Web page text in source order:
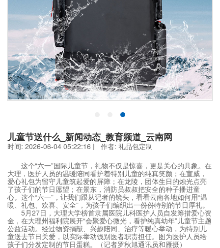
儿童节送什么_新闻动态_教育频道_云南网
时间: 2026-06-04 05:22:16 | 作者: 礼品包定制
这个“六一”国际儿童节，礼物不仅是惊喜，更是关心的具象。在
大理，医护人员的温暖陪同看护着特别儿童的纯真笑颜；在宣威，
爱心礼包为留守儿童筑起爱的屏障；在龙陵，团体生日的烛光点亮
了孩子们的节日愿望；在景东，消防员叔叔把安全的种子播进童
心。这个“六一”，让我们跟从记者的镜头，看看云南各地如何用“温
暖、礼包、欢喜、安全”，为孩子们编织出一份份特别的节日厚礼。
5月27日，大理大学榜首隶属医院儿科医护人员自发筹措爱心资
金，在大理州福利院展开“会聚爱心微光，看护纯真幼年”儿童节主题
公益活动。经过物资捐献、兴趣陪同、治疗等暖心举动，为特别儿
童送去节日关爱，以实际举动饯别医者职责担任。图为医护人员给
孩子们分发定制的节日蛋糕。（记者罗秋旭通讯员和雁摄）